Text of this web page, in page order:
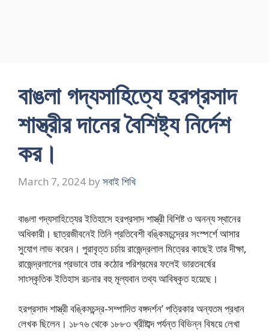
বাঙলা গদ্যসাহিত্যে হরপ্রসাদ
শাস্ত্রীর দানের বৈশিষ্ট্য নির্দেশ
কর।
March 7, 2024 by সবাই শিখি
বাঙলা গদ্যসাহিত্যের ইতিহাসে হরপ্রসাদ শাস্ত্রী বিশিষ্ট ও অনন্য স্থানের
অধিকারী। ছাত্রজীবনেই তিনি প্রতিবেশী বঙ্কিমচন্দ্রের সংস্পর্শে আসার
সুযােগ লাভ করেন। পুরাবৃত্ত চর্চায় রাজেন্দ্রলাল মিত্রের কাছেই তার দীক্ষা,
রাজেন্দ্রলালের প্রভাবে তার কঠোর পরিশ্রমের ফলেই ভারতবর্ষের
সাংস্কৃতিক ইতিহাস রচনার বহু মূল্যবান তথ্য আবিষ্কৃত হয়েছে।
হরপ্রসাদ শাস্ত্রী বঙ্কিমচন্দ্র-সম্পাদিত বঙ্গদর্শন’ পত্রিকার অন্যতম প্রধান
লেখক ছিলেন। ১৮৭৬ থেকে ১৮৮৩ খ্রীষ্টাব্দ পর্যন্ত বিভিন্ন বিষয়ে লেখা